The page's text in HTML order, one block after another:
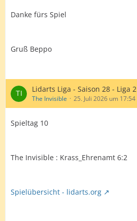
Danke fürs Spiel
Gruß Beppo
Lidarts Liga - Saison 28 - Liga 2
The Invisible 25. Juli 2026 um 17:54
Spieltag 10
The Invisible : Krass_Ehrenamt 6:2
Spielübersicht - lidarts.org